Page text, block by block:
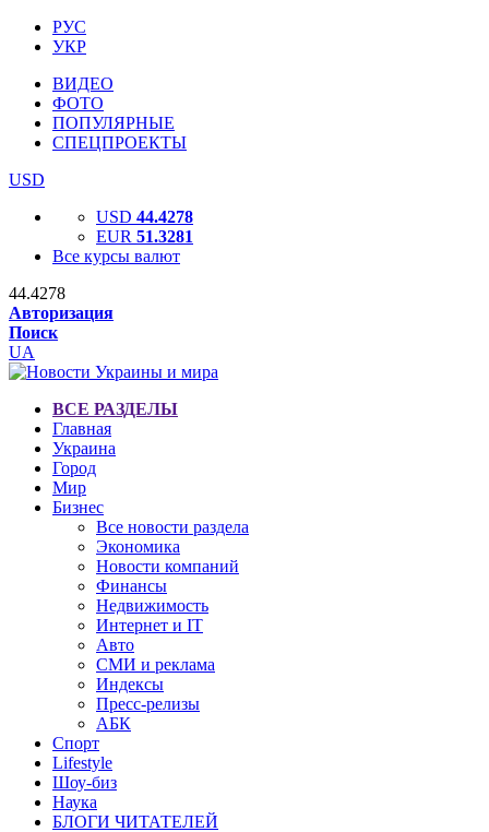
РУС
УКР
ВИДЕО
ФОТО
ПОПУЛЯРНЫЕ
СПЕЦПРОЕКТЫ
USD
USD 44.4278
EUR 51.3281
Все курсы валют
44.4278
Авторизация
Поиск
UA
ВСЕ РАЗДЕЛЫ
Главная
Украина
Город
Мир
Бизнес
Все новости раздела
Экономика
Новости компаний
Финансы
Недвижимость
Интернет и IT
Авто
СМИ и реклама
Индексы
Пресс-релизы
АБК
Спорт
Lifestyle
Шоу-биз
Наука
БЛОГИ ЧИТАТЕЛЕЙ